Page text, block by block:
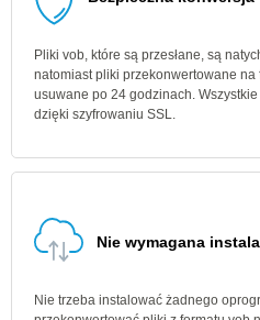
Pliki vob, które są przesłane, są
natomiast pliki przekonwertowane na
usuwane po 24 godzinach.
dzięki szyfrowaniu SSL.
Nie wymagana
Nie trzeba instalować żadnego